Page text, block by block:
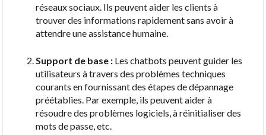
réseaux sociaux. Ils peuvent aider les clients à
trouver des informations rapidement sans avoir à
attendre une assistance humaine.
Support de base : Les chatbots peuvent guider les
utilisateurs à travers des problèmes techniques
courants en fournissant des étapes de dépannage
préétablies. Par exemple, ils peuvent aider à
résoudre des problèmes logiciels, à réinitialiser des
mots de passe, etc.